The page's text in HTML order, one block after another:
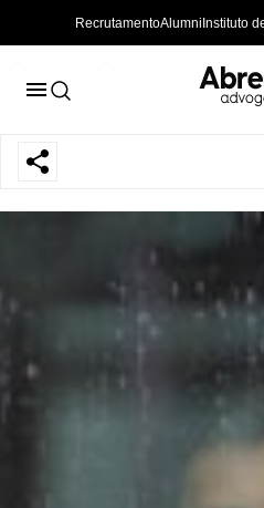
RecrutamentoAlumni Instituto